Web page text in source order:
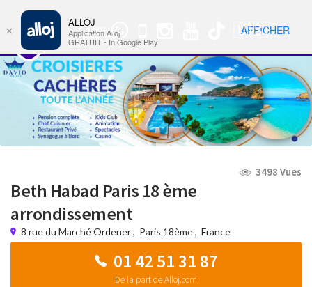
Groupe
WhatsApp
🇺🇸 Nav
3498 Vues
Beth Habad Paris 18 ème
arrondissement
8 rue du Marché Ordener, Paris 18ème, France
01 42 51 31 87
De la part de Alloj.com
×
ALLOJ
Application Alloj
GRATUIT - In Google Play
AFFICHER